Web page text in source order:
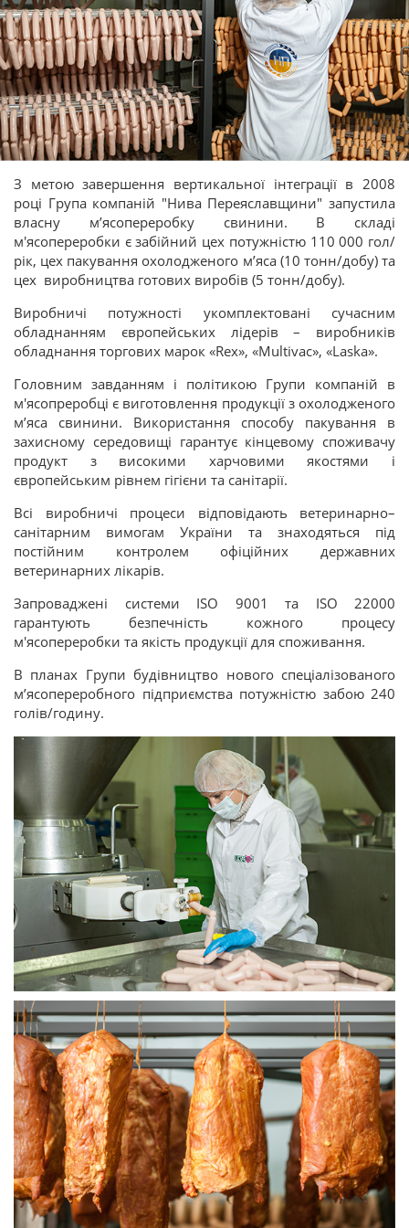
З метою завершення вертикальної інтеграції в 2008
році Група компаній "Нива Переяславщини" запустила
власну м’ясопереробку свинини. В складі
м'ясопереробки є забійний цех потужністю 110 000 гол/
рік, цех пакування охолодженого м’яса (10 тонн/добу) та
цех виробництва готових виробів (5 тонн/добу).
Виробничі потужності укомплектовані сучасним
обладнанням європейських лідерів – виробників
обладнання торгових марок «Rex», «Multivac», «Laska».
Головним завданням і політикою Групи компаній в
м'ясопреробці є виготовлення продукції з охолодженого
м’яса свинини. Використання способу пакування в
захисному середовищі гарантує кінцевому споживачу
продукт з високими харчовими якостями і
європейським рівнем гігієни та санітарії.
Всі виробничі процеси відповідають ветеринарно–
санітарним вимогам України та знаходяться під
постійним контролем офіційних державних
ветеринарних лікарів.
Запроваджені системи ISO 9001 та ISO 22000
гарантують безпечність кожного процесу
м'ясопереробки та якість продукції для споживання.
В планах Групи будівництво нового спеціалізованого
м’ясопереробного підприємства потужністю забою 240
голів/годину.